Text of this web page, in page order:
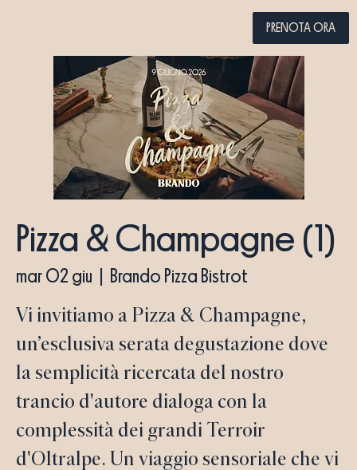
PRENOTA ORA
Pizza & Champagne (1)
mar 02 giu Brando Pizza Bistrot
Vi invitiamo a Pizza & Champagne,
un’esclusiva serata degustazione dove
la semplicità ricercata del nostro
trancio d'autore dialoga con la
complessità dei grandi Terroir
d'Oltralpe. Un viaggio sensoriale che vi